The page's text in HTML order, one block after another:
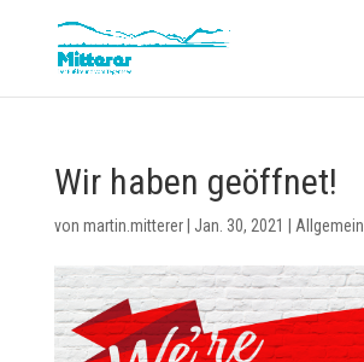
Wir haben geöffnet!
von martin.mitterer| Jan. 30, 2021 Allgemein